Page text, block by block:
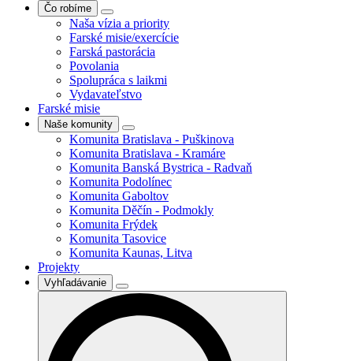
Čo robíme
Naša vízia a priority
Farské misie/exercície
Farská pastorácia
Povolania
Spolupráca s laikmi
Vydavateľstvo
Farské misie
Naše komunity
Komunita Bratislava - Puškinova
Komunita Bratislava - Kramáre
Komunita Banská Bystrica - Radvaň
Komunita Podolínec
Komunita Gaboltov
Komunita Děčín - Podmokly
Komunita Frýdek
Komunita Tasovice
Komunita Kaunas, Litva
Projekty
Vyhľadávanie
Search